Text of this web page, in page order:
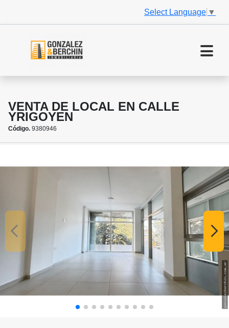
Select Language ▼
VENTA DE LOCAL EN CALLE
YRIGOYEN
Código. 9380946